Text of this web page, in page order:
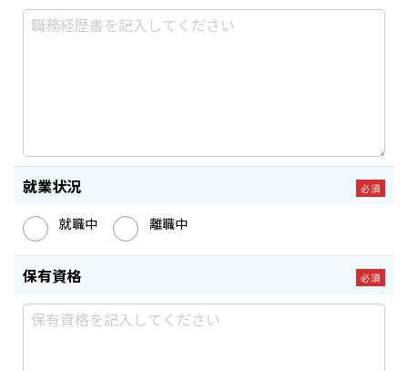
就業状況 必須
就職中 離職中
保有資格 必須